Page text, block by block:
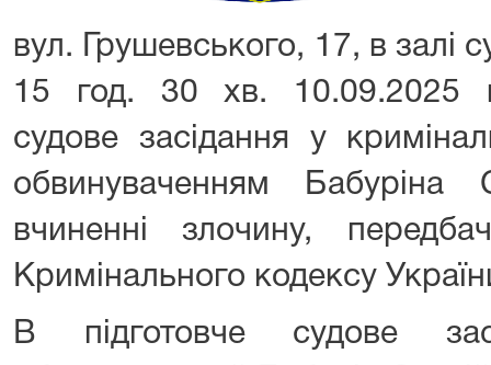
вул. Грушевського, 17, в залі
15 год. 30 хв. 10.09.2025
судове засідання у
обвинуваченням Бабуріна
вчиненні злочину,
Кримінального кодексу
В підготовче судове